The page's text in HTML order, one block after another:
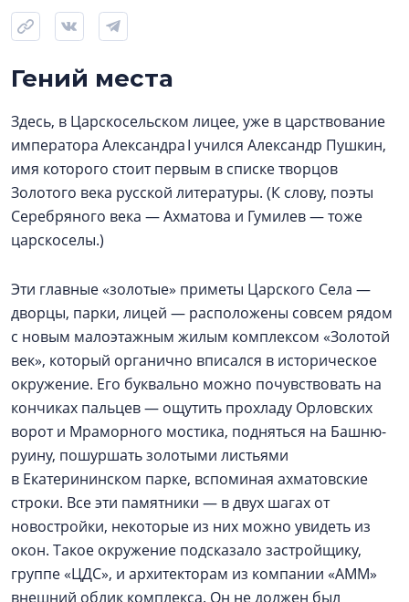
Гений места
Здесь, в Царскосельском лицее, уже в царствование
императора Александра I учился Александр Пушкин,
имя которого стоит первым в списке творцов
Золотого века русской литературы. (К слову, поэты
Серебряного века — Ахматова и Гумилев — тоже
царскоселы.)
Эти главные «золотые» приметы Царского Села —
дворцы, парки, лицей — расположены совсем рядом
с новым малоэтажным жилым комплексом «Золотой
век», который органично вписался в историческое
окружение. Его буквально можно почувствовать на
кончиках пальцев — ощутить прохладу Орловских
ворот и Мраморного мостика, подняться на Башню-
руину, пошуршать золотыми листьями
в Екатерининском парке, вспоминая ахматовские
строки. Все эти памятники — в двух шагах от
новостройки, некоторые из них можно увидеть из
окон. Такое окружение подсказало застройщику,
группе «ЦДС», и архитекторам из компании «АММ»
внешний облик комплекса. Он не должен был